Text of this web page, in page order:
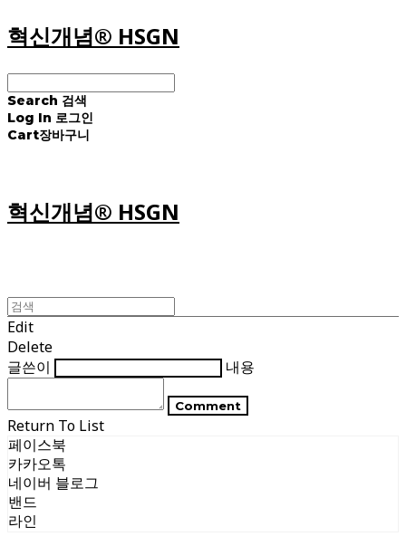
혁신개념® HSGN
Search 검색
Log In 로그인
Cart장바구니
혁신개념® HSGN
Edit
Delete
글쓴이
내용
Comment
Return To List
페이스북
카카오톡
네이버 블로그
밴드
라인